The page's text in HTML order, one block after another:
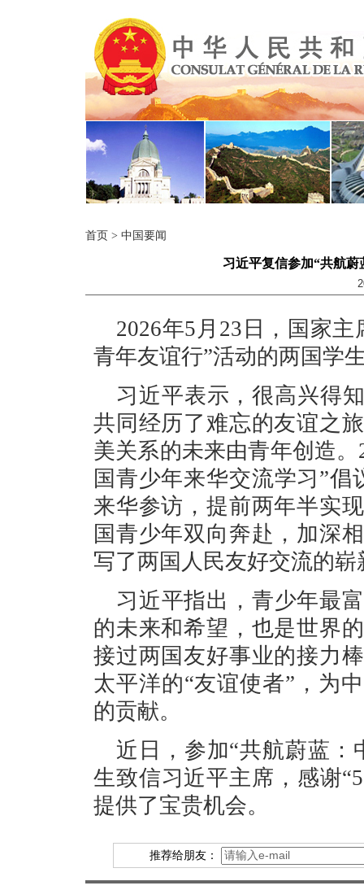
首页 > 中国要闻
习近平复信参加“共航
2026年5月23日，国家
青年友谊行”活动的两国学
习近平表示，很高兴得
共同经历了难忘的友谊之
美关系的未来由青年创造
国青少年来华交流学习”
来华参访，提前两年半实
国青少年双向奔赴，加深
写了两国人民友好交流的崭
习近平指出，青少年最
的未来和希望，也是世界
接过两国友好事业的接力
太平洋的“友谊使者”，为
的贡献。
近日，参加“共航蔚蓝：
生致信习近平主席，感谢
提供了宝贵机会。
推荐给朋友：